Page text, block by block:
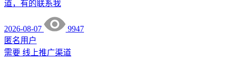
道，有的联系我
2026-08-07
9947
匿名用户
需要 线上推广渠道